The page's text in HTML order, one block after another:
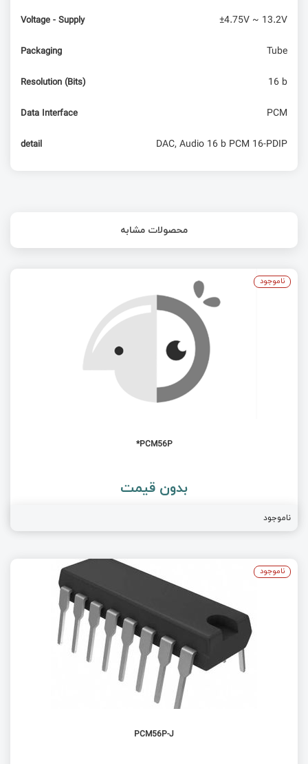
Voltage - Supply ±4.75V ~ 13.2V
Packaging Tube
Resolution (Bits) 16 b
Data Interface PCM
detail DAC, Audio 16 b PCM 16-PDIP
محصولات مشابه
PCM56P*
بدون قیمت
ناموجود
ناموجود
PCM56P-J
ناموجود